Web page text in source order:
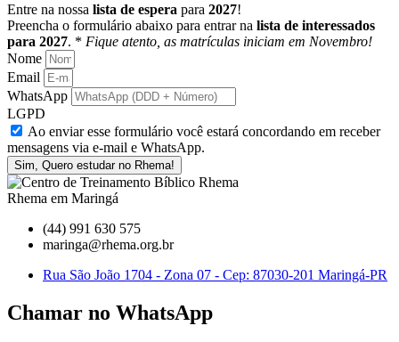
Entre na nossa lista de espera para 2027!
Preencha o formulário abaixo para entrar na lista de interessados
para 2027. * Fique atento, as matrículas iniciam em Novembro!
Nome
Email
WhatsApp
LGPD
Ao enviar esse formulário você estará concordando em receber
mensagens via e-mail e WhatsApp.
Sim, Quero estudar no Rhema!
Rhema em Maringá
(44) 991 630 575
maringa@rhema.org.br
Rua São João 1704 - Zona 07 - Cep: 87030-201 Maringá-PR
Chamar no WhatsApp